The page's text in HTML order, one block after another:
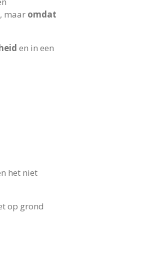
maar omdat
en in een
het niet
op grond